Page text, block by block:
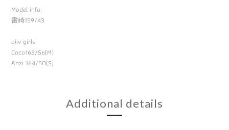
Model info:
書綺159/43
oiiv girls
Coco163/56(M)
Anzi 164/50(S)
Additional details